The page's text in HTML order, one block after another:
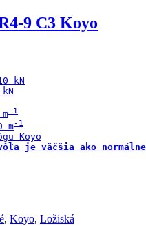
9 C3 Koyo
kN
m
je väčšia ako normálne
, Koyo, Ložiská